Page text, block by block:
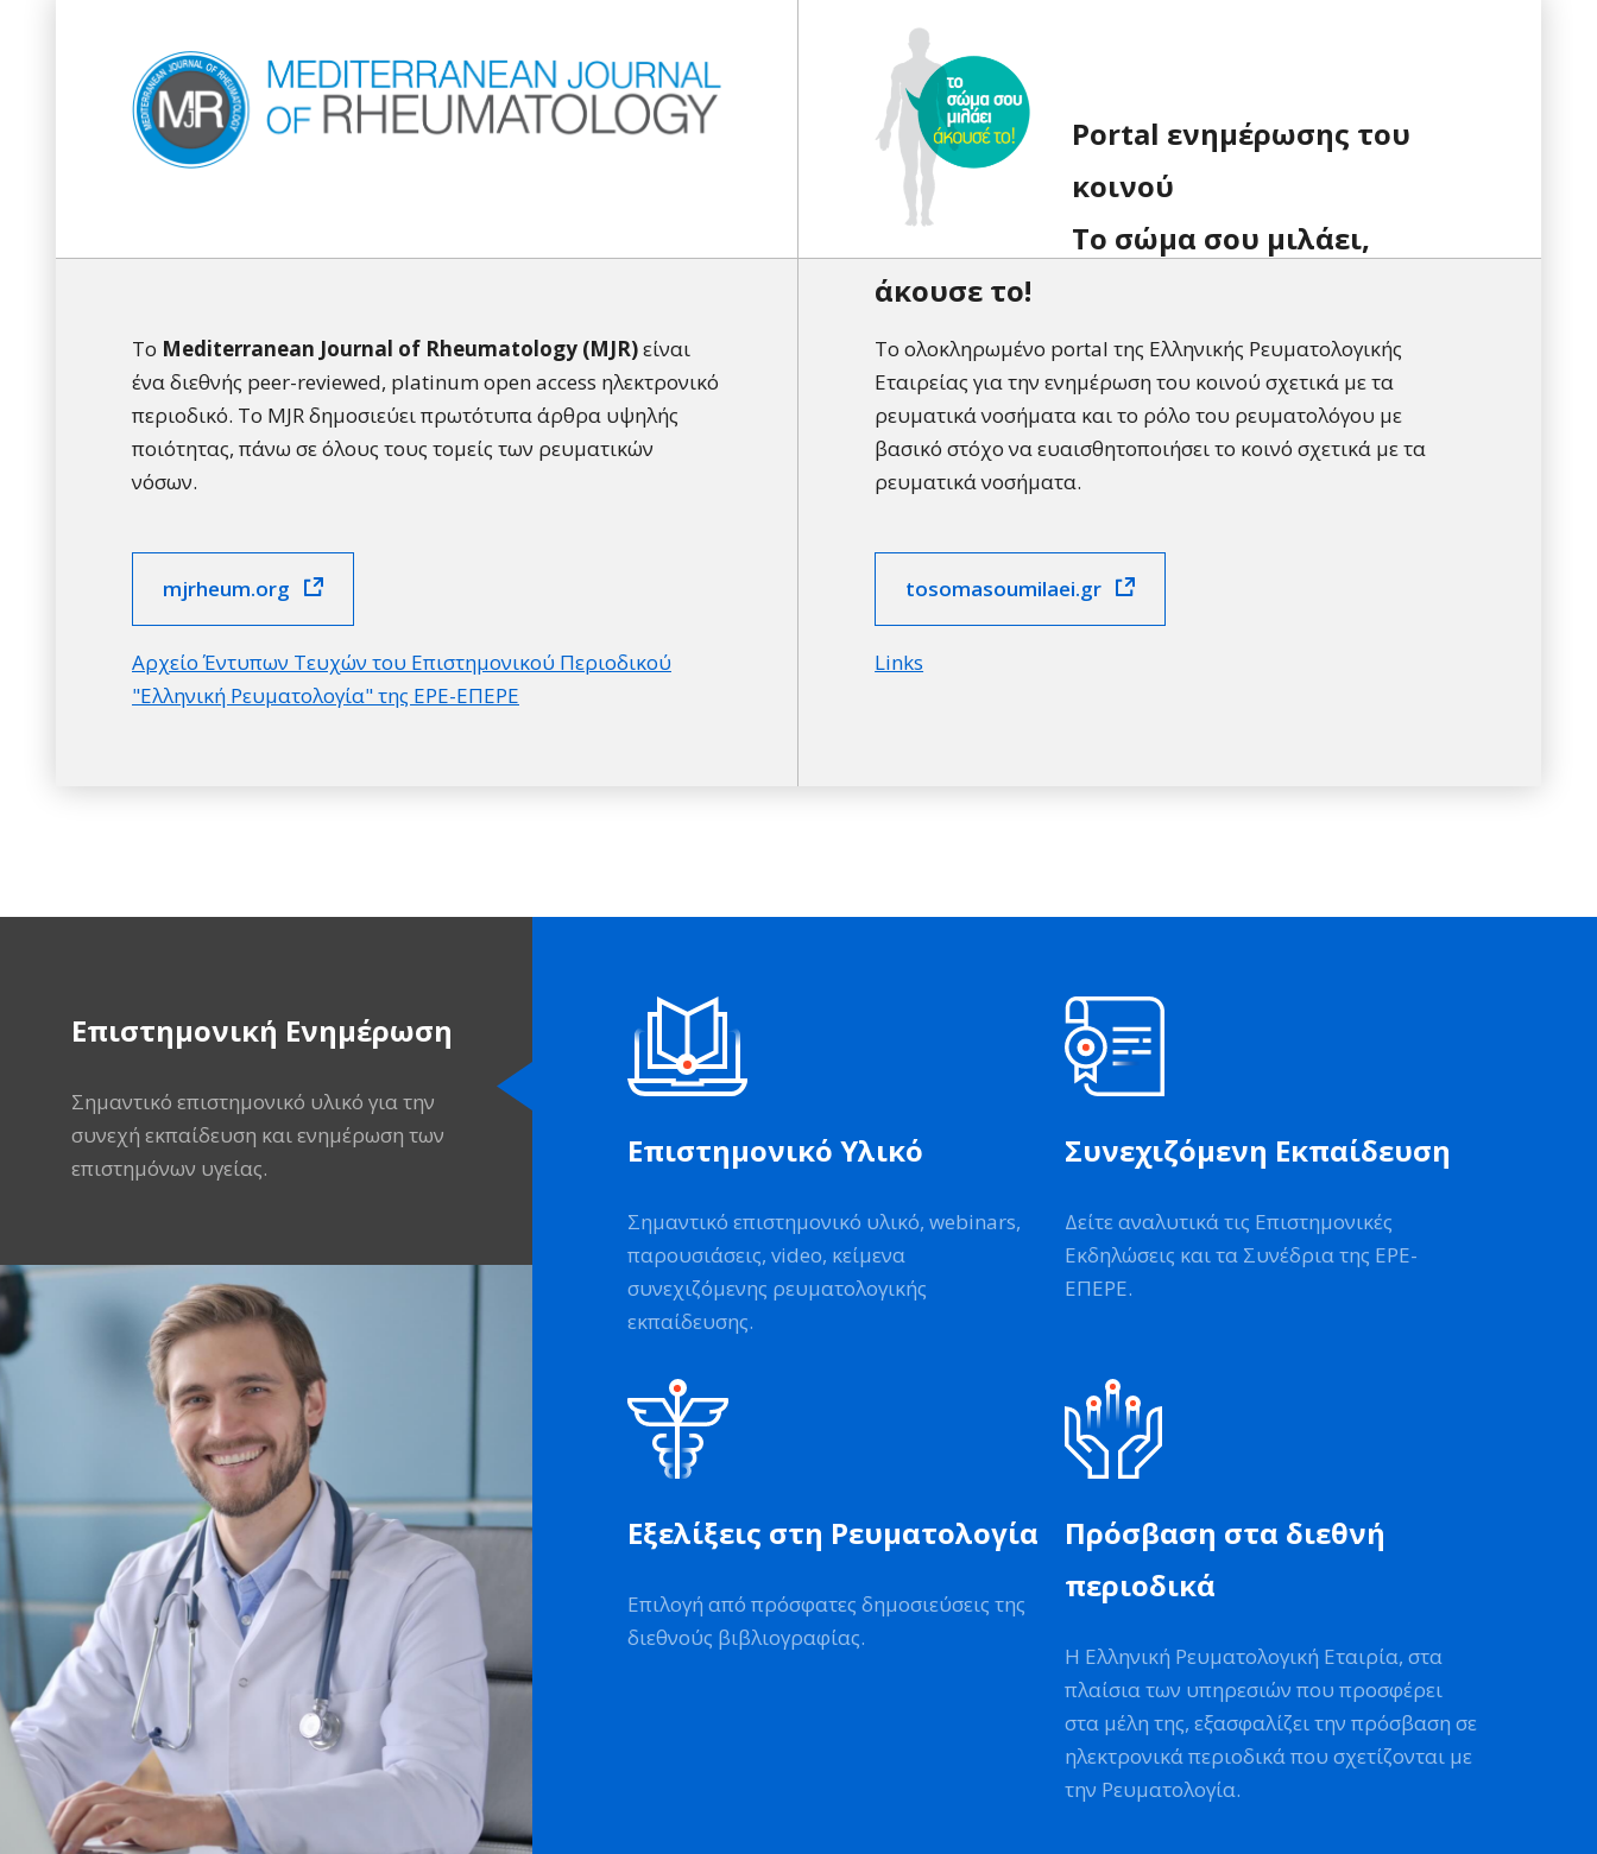
Το Mediterranean Journal of Rheumatology (MJR)είναι
ένα διεθνής peer-reviewed, platinum open access ηλεκτρονικό
περιοδικό. Το MJR δημοσιεύει πρωτότυπα άρθρα υψηλής
ποιότητας, πάνω σε όλους τους τομείς των ρευματικών
νόσων.
mjrheum.org
Αρχείο Έντυπων Τευχών του Επιστημονικού Περιοδικού
"Ελληνική Ρευματολογία" της ΕΡΕ-ΕΠΕΡΕ
Portal ενημέρωσης του
κοινού
Tο σώμα σου μιλάει,
άκουσε το!
Το ολοκληρωμένο portal της Ελληνικής Ρευματολογικής
Εταιρείας για την ενημέρωση του κοινού σχετικά με τα
ρευματικά νοσήματα και το ρόλο του ρευματολόγου με
βασικό στόχο να ευαισθητοποιήσει το κοινό σχετικά με τα
ρευματικά νοσήματα.
tosomasoumilaei.gr
Links
Επιστημονική Ενημέρωση
Σημαντικό επιστημονικό υλικό για την
συνεχή εκπαίδευση και ενημέρωση των
επιστημόνων υγείας.
Επιστημονικό Υλικό
Σημαντικό επιστημονικό υλικό, webinars,
παρουσιάσεις, video, κείμενα
συνεχιζόμενης ρευματολογικής
εκπαίδευσης.
Συνεχιζόμενη Εκπαίδευση
Δείτε αναλυτικά τις Επιστημονικές
Εκδηλώσεις και τα Συνέδρια της ΕΡΕ-
ΕΠΕΡΕ.
Εξελίξεις στη Ρευματολογία
Επιλογή από πρόσφατες δημοσιεύσεις της
διεθνούς βιβλιογραφίας.
Πρόσβαση στα διεθνή
περιοδικά
Η Ελληνική Ρευματολογική Εταιρία, στα
πλαίσια των υπηρεσιών που προσφέρει
στα μέλη της, εξασφαλίζει την πρόσβαση σε
ηλεκτρονικά περιοδικά που σχετίζονται με
την Ρευματολογία.